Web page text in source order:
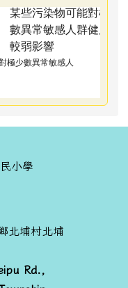
極少數異常敏感人
小學
dUx2GHvcPmq
dUx2GHvcPmq
北埔村北埔
dUx2GHvcPmq
dUx2GHvcPmq
Rd.,